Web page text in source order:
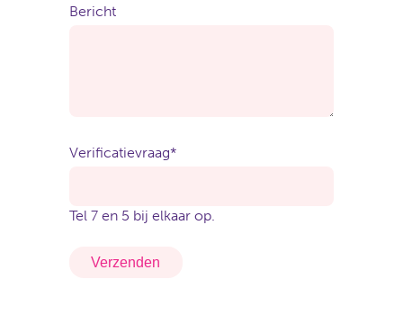
Bericht
Verificatievraag*
Tel 7 en 5 bij elkaar op.
Verzenden